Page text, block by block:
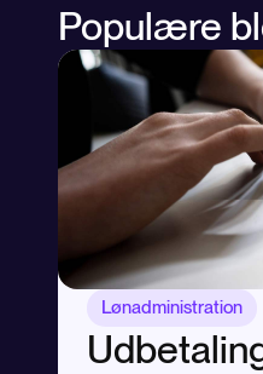
Populære
Lønadministration